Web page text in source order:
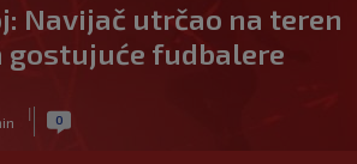
Navijač utrčao na teren
gostujuće fudbalere
| 0